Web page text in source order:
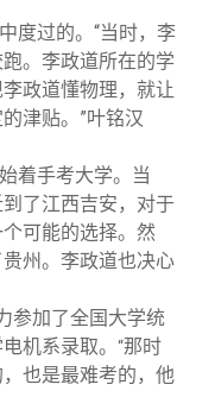
度过的。“当时，李
。李政道所在的学
政道懂物理，就让
津贴。”叶铭汉
着手考大学。当
了江西吉安，对于
可能的选择。然
州。李政道也决心
参加了全国大学统
机系录取。 “那时
也是最难考的，他